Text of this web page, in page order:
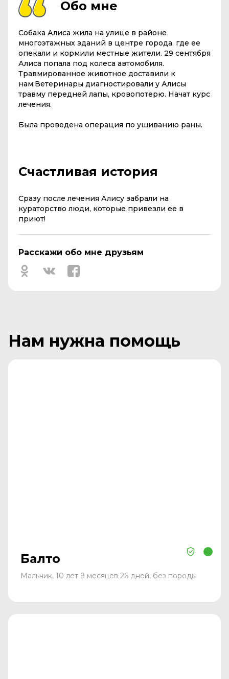
Обо мне
Собака Алиса жила на улице в районе
многоэтажных зданий в центре города, где ее
опекали и кормили местные жители. 29 сентября
Алиса попала под колеса автомобиля.
Травмированное животное доставили к
нам.Ветеринары диагностировали у Алисы
травму передней лапы, кровопотерю. Начат курс
лечения.
Была проведена операция по ушиванию раны.
Счастливая история
Сразу после лечения Алису забрали на
кураторство люди, которые привезли ее в
приют!
Расскажи обо мне друзьям
Нам нужна помощь
Балто
Мальчик, 10 лет 9 месяцев 26 дней, без породы